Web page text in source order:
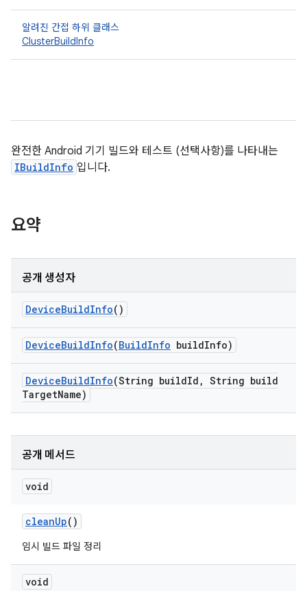
알려진 간접 하위 클래스
ClusterBuildInfo
완전한 Android 기기 빌드와 테스트 (선택사항)를 나타내는
IBuildInfo 입니다.
요약
공개 생성자
DeviceBuildInfo()
DeviceBuildInfo(BuildInfo buildInfo)
DeviceBuildInfo(String buildId , String build
TargetName)
공개 메서드
void
cleanUp()
임시 빌드 파일 정리
void